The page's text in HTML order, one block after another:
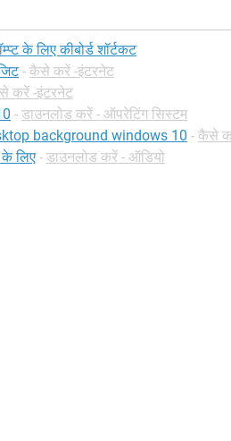
के लिए कीबोर्ड शॉर्टकट
- कैसे करें -इंटरनेट
करें -इंटरनेट
- डाउनलोड करें - ऑपरेटिंग सिस्टम
background windows 10 - कैसे
लिए - डाउनलोड करें - ऑडियो